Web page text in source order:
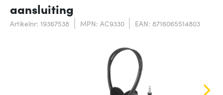
aansluiting
Artikelnr: 19367538 MPN: AC9330 EAN: 8716065514803